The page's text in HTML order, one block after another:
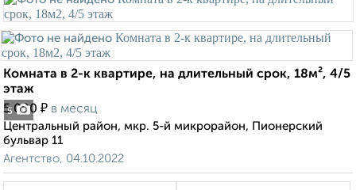
5
Комната в 2-к квартире, на длительный срок, 18м², 4/5
этаж
5 000 ₽ в месяц
Центральный район, мкр. 5-й микрорайон, Пионерский
бульвар 11
Агентство, 04.10.2022